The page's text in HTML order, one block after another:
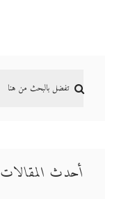
أحدث المقالات